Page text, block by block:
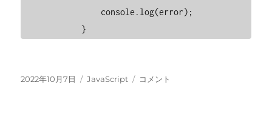
            }
投
2022年10月7日
カ
JavaScript
[Javascript]axios
コメント